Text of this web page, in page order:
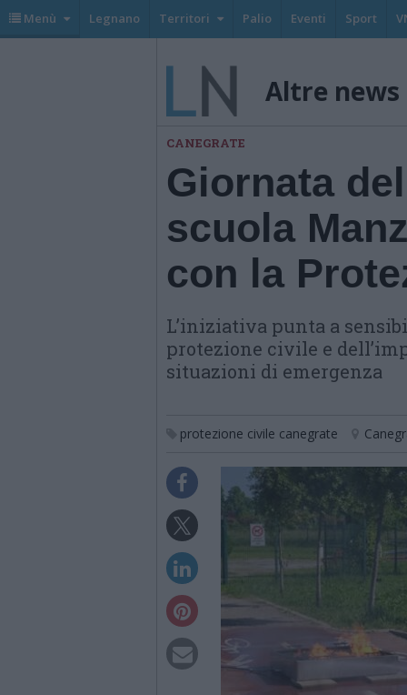
Menù Legnano Territori Palio Eventi Sport
Altre news
CANEGRATE
Giornata
scuola
con la
L’iniziativa punta a
protezione civile e
situazioni di emergenza
protezione civile canegrate